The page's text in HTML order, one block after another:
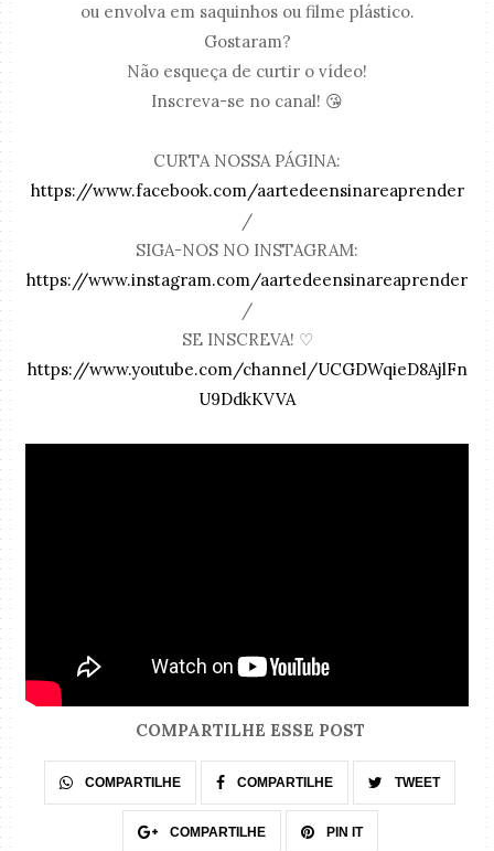
ou envolva em saquinhos ou filme plástico.
Gostaram?
Não esqueça de curtir o vídeo!
Inscreva-se no canal! 😘
CURTA NOSSA PÁGINA:
https://www.facebook.com/aartedeensinareaprender
/
SIGA-NOS NO INSTAGRAM:
https://www.instagram.com/aartedeensinareaprender
/
SE INSCREVA! ♡
https://www.youtube.com/channel/UCGDWqieD8AjlFn
U9DdkKVVA
COMPARTILHE ESSE POST
COMPARTILHE COMPARTILHE TWEET
COMPARTILHE PIN IT